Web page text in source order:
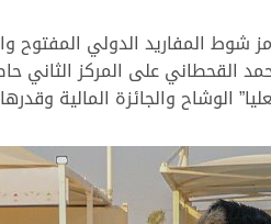
والجائزة المالية وقدرها 100 ألف ريال.